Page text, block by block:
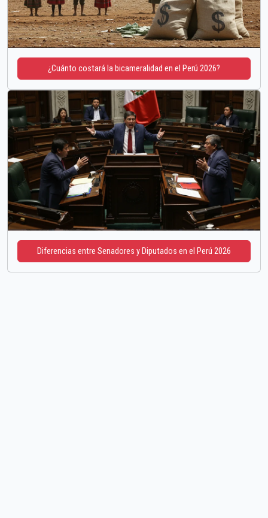
¿Cuánto costará la bicameralidad en el Perú 2026?
Diferencias entre Senadores y Diputados en el Perú 2026